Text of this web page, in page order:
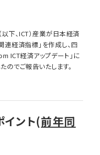
下、ICT）産業が日本経済
連経済指標」を作成し、四
ICT経済アップデート」に
でご報告いたします。
ント(前年同